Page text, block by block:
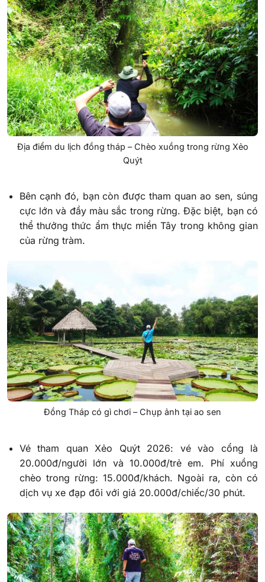
Địa điểm du lịch đồng tháp – Chèo xuồng trong rừng Xẻo
Quýt
Bên cạnh đó, bạn còn được tham quan ao sen, súng
cực lớn và đầy màu sắc trong rừng. Đặc biệt, bạn có
thể thưởng thức ẩm thực miền Tây trong không gian
của rừng tràm.
Đồng Tháp có gì chơi – Chụp ảnh tại ao sen
Vé tham quan Xẻo Quýt 2026: vé vào cổng là
20.000đ/người lớn và 10.000đ/trẻ em. Phí xuồng
chèo trong rừng: 15.000đ/khách. Ngoài ra, còn có
dịch vụ xe đạp đôi với giá 20.000đ/chiếc/30 phút.